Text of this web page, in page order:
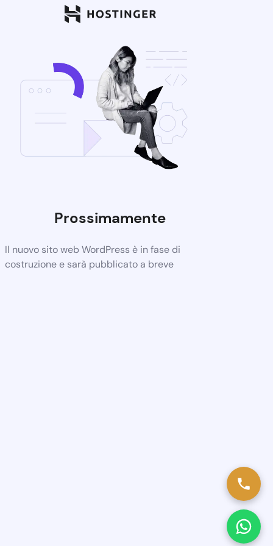
Prossimamente
Il nuovo sito web WordPress è in fase di
costruzione e sarà pubblicato a breve